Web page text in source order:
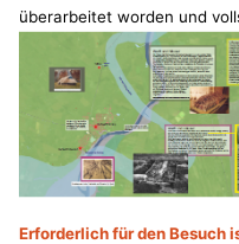
überarbeitet worden und
Erforderlich für den Besuch